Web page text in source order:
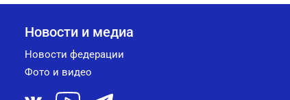
Новости и медиа
Новости федерации
Фото и видео